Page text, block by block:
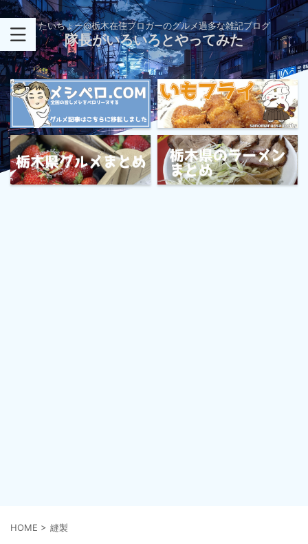
たいちょー@栃木在住ブロガーのグルメ過多な雑記ブログ
隊長がいろいろとやってみた
HOME > 縫製